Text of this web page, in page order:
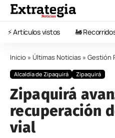
⚡️ Artículos vistos 🚂
Inicio » Últimas Noticias » Gestión
Alcaldía de Zipaquirá Zipaquirá
Zipaquirá
recuperación
vial